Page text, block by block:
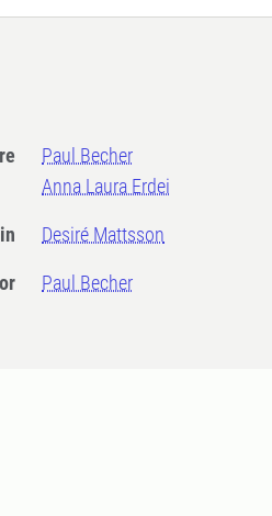
Paul Becher
Anna Laura Erdei
Desiré Mattsson
Paul Becher